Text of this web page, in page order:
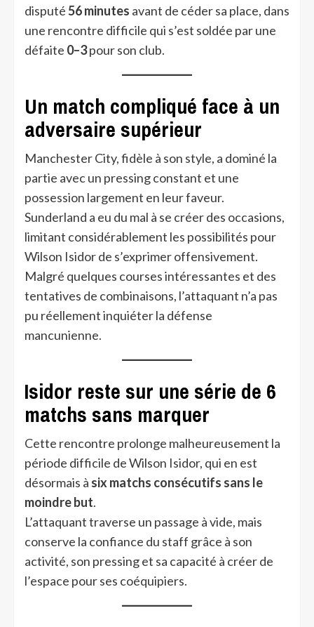
disputé56 minutes avant de céder sa place, dans
une rencontre difficile qui s’est soldée par une
défaite 0–3pour son club.
Un match compliqué face à un
adversaire supérieur
Manchester City, fidèle à son style, a dominé la
partie avec un pressing constant et une
possession largement en leur faveur.
Sunderland a eu du mal à se créer des occasions,
limitant considérablement les possibilités pour
Wilson Isidor de s’exprimer offensivement.
Malgré quelques courses intéressantes et des
tentatives de combinaisons, l’attaquant n’a pas
pu réellement inquiéter la défense
mancunienne.
Isidor reste sur une série de 6
matchs sans marquer
Cette rencontre prolonge malheureusement la
période difficile de Wilson Isidor, qui en est
désormais à six matchs consécutifs sans le
moindre but.
L’attaquant traverse un passage à vide, mais
conserve la confiance du staff grâce à son
activité, son pressing et sa capacité à créer de
l’espace pour ses coéquipiers.